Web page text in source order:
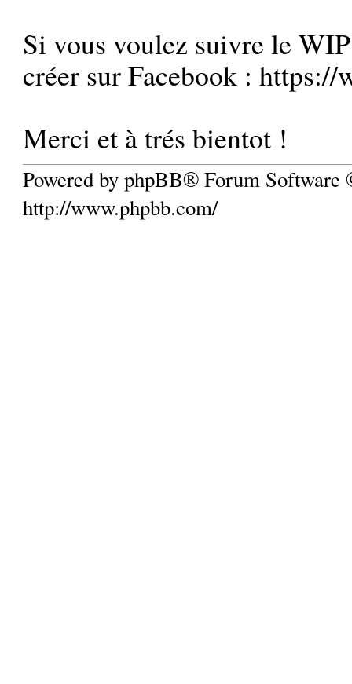
Si vous voulez suivre le
créer sur Facebook :https://
Merci et à trés bientot !
Powered by phpBB® Forum
http://www.phpbb.com/